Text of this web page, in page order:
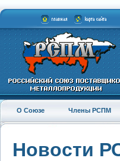
О Союзе Члены РСПМ
Новости